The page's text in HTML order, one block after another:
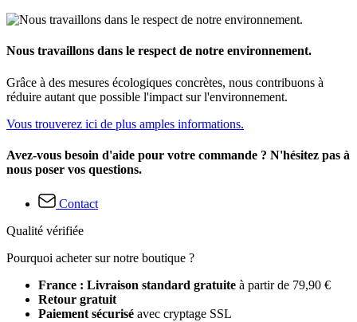
Nous travaillons dans le respect de notre environnement.
Grâce à des mesures écologiques concrètes, nous contribuons à
réduire autant que possible l'impact sur l'environnement.
Vous trouverez ici de plus amples informations.
Avez-vous besoin d'aide pour votre commande ? N'hésitez pas à
nous poser vos questions.
Contact
Qualité vérifiée
Pourquoi acheter sur notre boutique ?
France : Livraison standard gratuite à partir de 79,90 €
Retour gratuit
Paiement sécurisé avec cryptage SSL